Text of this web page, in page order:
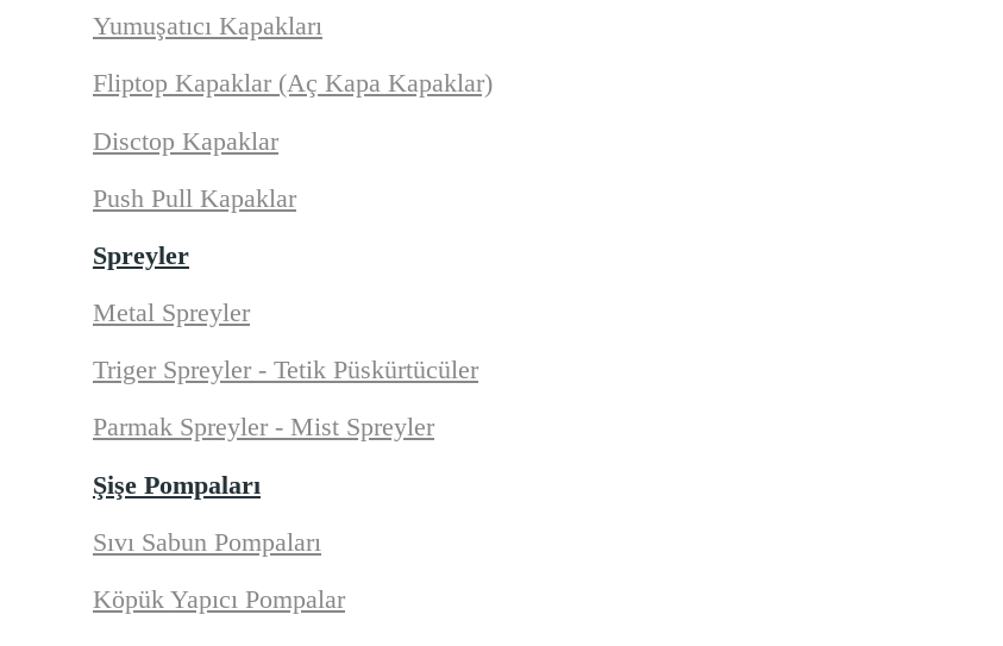
Yumuşatıcı Kapakları
Fliptop Kapaklar (Aç Kapa Kapaklar)
Disctop Kapaklar
Push Pull Kapaklar
Spreyler
Metal Spreyler
Triger Spreyler - Tetik Püskürtücüler
Parmak Spreyler - Mist Spreyler
Şişe Pompaları
Sıvı Sabun Pompaları
Köpük Yapıcı Pompalar